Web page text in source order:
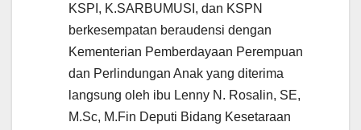
KSPI, K.SARBUMUSI, dan KSPN
berkesempatan beraudensi dengan
Kementerian Pemberdayaan Perempuan
dan Perlindungan Anak yang diterima
langsung oleh ibu Lenny N. Rosalin, SE,
M.Sc, M.Fin Deputi Bidang Kesetaraan